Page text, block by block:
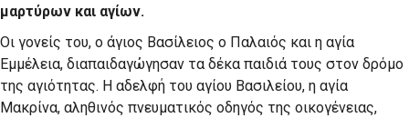
μαρτύρων και αγίων.
Οι γονείς του, ο άγιος Βασίλειος ο Παλαιός και η αγία
Εμμέλεια, διαπαιδαγώγησαν τα δέκα παιδιά τους στον δρόμο
της αγιότητας. Η αδελφή του αγίου Βασιλείου, η αγία
Μακρίνα, αληθινός πνευματικός οδηγός της οικογένειας,